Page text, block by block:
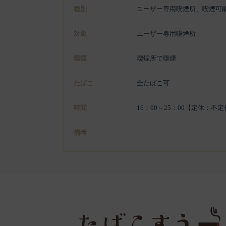
種別 ユーザー専用喫煙所、喫煙可
対象 ユーザー専用喫煙所
喫煙 喫煙所で喫煙
たばこ 全たばこ可
時間 16：00～25：00【定休：不定
備考